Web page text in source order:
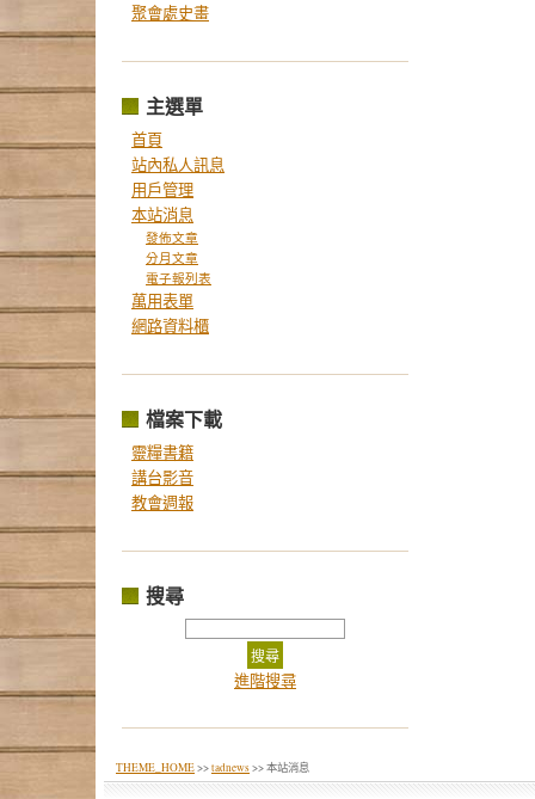
聚會處史畫
主選單
首頁
站內私人訊息
用戶管理
本站消息
發佈文章
分月文章
電子報列表
萬用表單
網路資料櫃
檔案下載
靈糧書籍
講台影音
教會週報
搜尋
進階搜尋
THEME_HOME>>tadnews>> 本站消息